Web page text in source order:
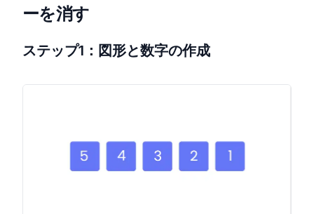
ーを消す
ステップ1：図形と数字の作成